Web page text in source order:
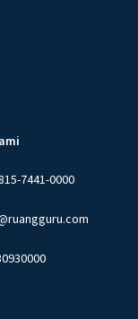
7441-0000